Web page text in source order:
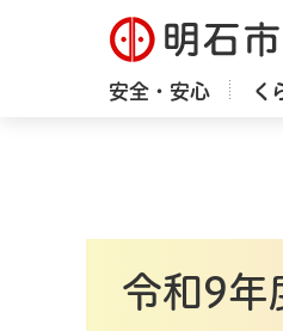
明石市
安全・安心 く
令和9年